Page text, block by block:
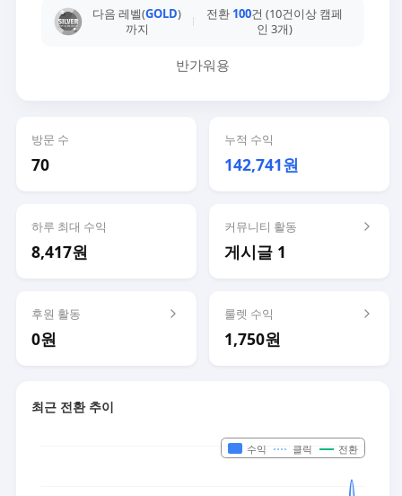
다음 레벨(GOLD)
까지
전환 100건 (10건이상 캠페
인 3개)
반가워용
방문 수
70
누적 수익
142,741원
하루 최대 수익
8,417원
커뮤니티 활동
게시글 1
후원 활동
0원
룰렛 수익
1,750원
최근 전환 추이